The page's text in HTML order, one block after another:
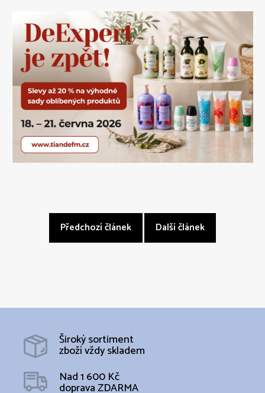
Předchozí článek Další článek
Široký sortiment
zboží vždy skladem
Nad 1 600 Kč
doprava ZDARMA